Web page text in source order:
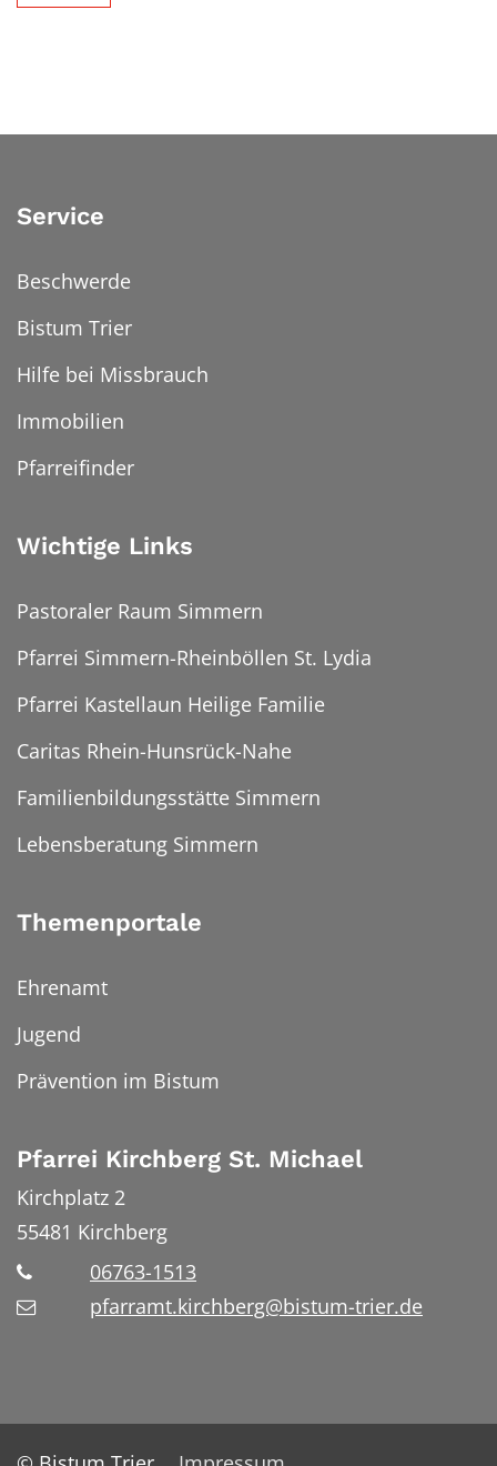
Service
Beschwerde
Bistum Trier
Hilfe bei Missbrauch
Immobilien
Pfarreifinder
Wichtige Links
Pastoraler Raum Simmern
Pfarrei Simmern-Rheinböllen St. Lydia
Pfarrei Kastellaun Heilige Familie
Caritas Rhein-Hunsrück-Nahe
Familienbildungsstätte Simmern
Lebensberatung Simmern
Themenportale
Ehrenamt
Jugend
Prävention im Bistum
Pfarrei Kirchberg St. Michael
Kirchplatz 2
55481 Kirchberg
06763-1513
pfarramt.kirchberg@bistum-trier.de